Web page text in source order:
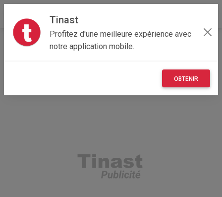
Tinast
Profitez d'une meilleure expérience avec
notre application mobile.
OBTENIR
Accueil Recherche Maisons et enfants